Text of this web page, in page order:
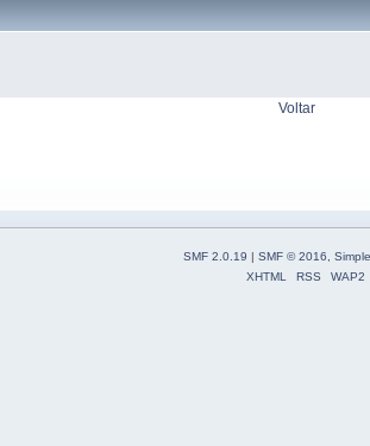
Voltar
SMF 2.0.19 | SMF © 2016,
XHTML
RSS WAP2